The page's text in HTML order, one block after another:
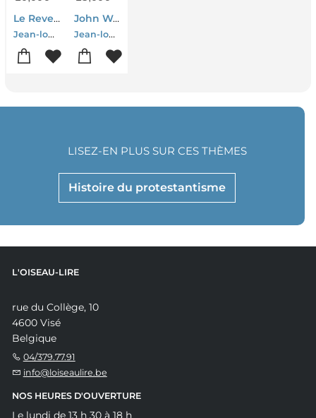
Le Reveil Dans Les Cevennes Viganaises
Jean-louis Prunier
John Wesley : L'homme Qui Ne Voulait Pas Perdre Son Temps
Jean-louis Prunier
Histoire du protestantisme
LISEZ-EN PLUS SUR CES THÈMES
L'OISEAU-LIRE
rue du Collège, 10
4600 Visé
Belgique
04/379.77.91
info@loiseaulire.be
NOS HEURES D'OUVERTURE
Le lundi de 13 h 30 à 18 h